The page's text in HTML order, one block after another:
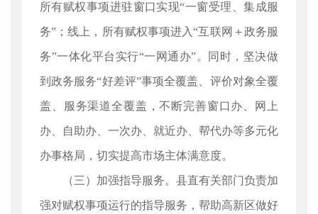
所有赋权事项进驻窗口实现“一窗受理、集成服
务”；线上，所有赋权事项进入“互联网＋政务服
务”一体化平台实行“一网通办”。同时，坚决做
到政务服务“好差评”事项全覆盖、评价对象全覆
盖、服务渠道全覆盖，不断完善窗口办、网上
办、自助办、一次办、就近办、帮代办等多元化
办事格局，切实提高市场主体满意度。
（三）加强指导服务。县直有关部门负责加
强对赋权事项运行的指导服务，帮助高新区做好